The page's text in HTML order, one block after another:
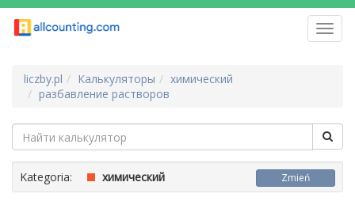
liczby.pl Калькуляторы
химический
разбавление растворов
Kategoria: химический Zmień